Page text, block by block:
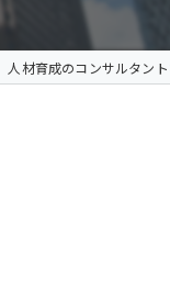
人材育成のコンサルタン